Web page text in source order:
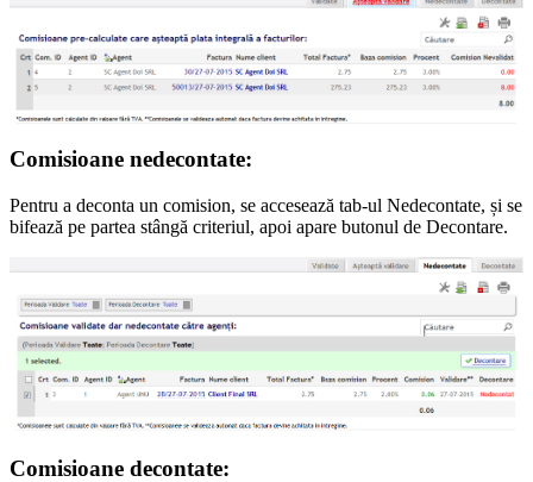
Comisioane nedecontate:
Pentru a deconta un comision, se accesează tab-ul Nedecontate, și se
bifează pe partea stângă criteriul, apoi apare butonul de Decontare.
Comisioane decontate: